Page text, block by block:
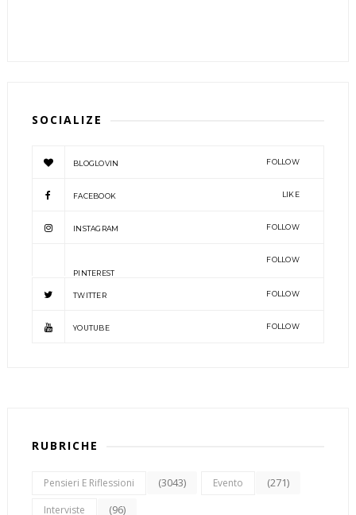
SOCIALIZE
BLOGLOVIN FOLLOW
FACEBOOK LIKE
INSTAGRAM FOLLOW
PINTEREST
FOLLOW
TWITTER FOLLOW
YOUTUBE FOLLOW
RUBRICHE
Pensieri E Riflessioni (3043) Evento (271)
Interviste (96)